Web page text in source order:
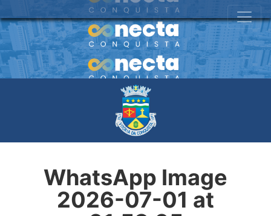
WhatsApp Image
2026-07-01 at